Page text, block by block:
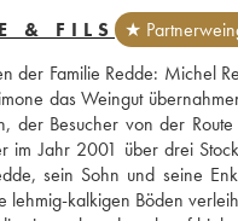
& FILS
★
Familie Redde: Michel
das Weingut
der Besucher von der
im Jahr 2001 über drei
sein Sohn und seine
lehmig-kalkigen Böden